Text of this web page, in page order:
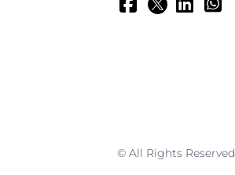
© All Rights Reserved